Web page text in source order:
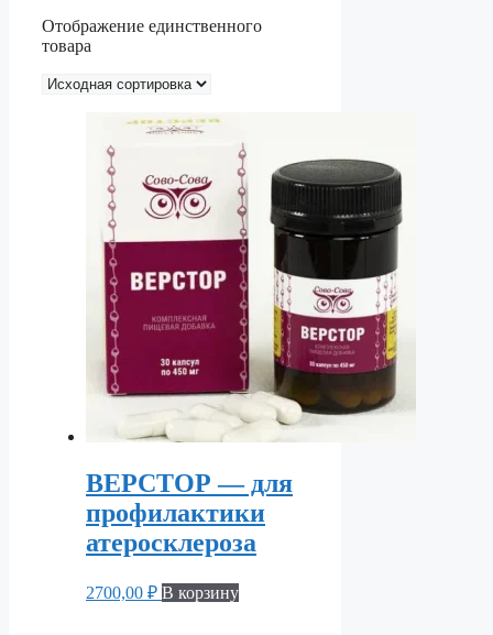
Отображение единственного
товара
ВЕРСТОР — для
профилактики
атеросклероза
2700,00 ₽ В корзину